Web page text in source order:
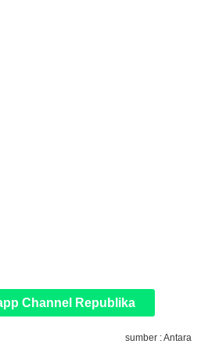
Channel Republika
sumber : Antara